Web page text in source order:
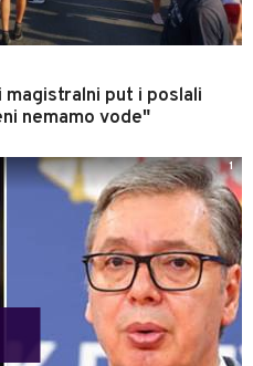
put i poslali
nemamo vode"
1